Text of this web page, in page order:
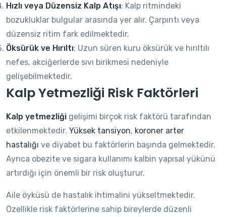
Hızlı veya Düzensiz Kalp Atışı: Kalp ritmindeki
bozukluklar bulgular arasında yer alır. Çarpıntı veya
düzensiz ritim fark edilmektedir.
Öksürük ve Hırıltı: Uzun süren kuru öksürük ve hırıltılı
nefes, akciğerlerde sıvı birikmesi nedeniyle
gelişebilmektedir.
Kalp Yetmezliği Risk Faktörleri
Kalp yetmezliği gelişimi birçok risk faktörü tarafından
etkilenmektedir. Yüksek tansiyon, koroner arter
hastalığı ve diyabet bu faktörlerin başında gelmektedir.
Ayrıca obezite ve sigara kullanımı kalbin yapısal yükünü
artırdığı için önemli bir risk oluşturur.
Aile öyküsü de hastalık ihtimalini yükseltmektedir.
Özellikle risk faktörlerine sahip bireylerde düzenli